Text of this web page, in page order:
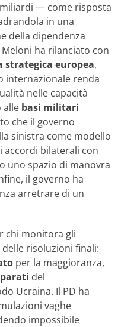
— come risposta
in una
della dipendenza
Meloni ha rilanciato con
strategica europea,
internazionale renda
nelle capacità
alle basi militari
che il governo
sinistra come modello
accordi bilaterali con
uno spazio di manovra
il governo ha
arretrare di un
chi monitora gli
risoluzioni finali:
per la maggioranza,
del
Ucraina. Il PD ha
vaghe
impossibile